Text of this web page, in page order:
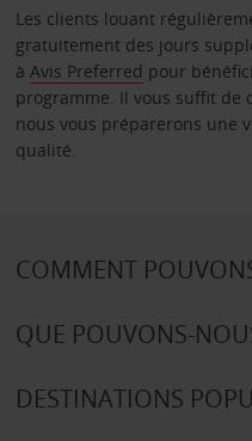
Les clients louant
gratuitement des jours
à Avis Preferred pour
programme. Il vous suffit de
nous vous préparerons une
qualité.
COMMENT
QUE POUVONS-
DESTINATIONS